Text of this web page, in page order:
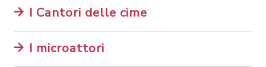
I Cantori delle cime
I microattori